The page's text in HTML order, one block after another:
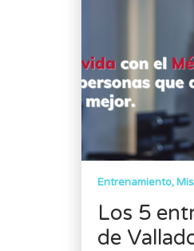
Entrenamiento
Los 5
de